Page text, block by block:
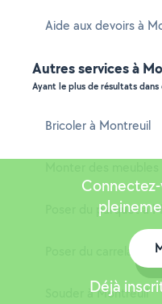
Aide aux devoirs à
Autres services à
Ayant le plus de résultats
Bricoler à Montreuil
Poser du parquet à
Poser du carrelage à
Souder à Montreuil
Déjà